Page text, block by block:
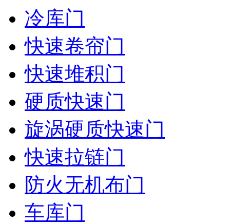
冷库门
快速卷帘门
快速堆积门
硬质快速门
旋涡硬质快速门
快速拉链门
防火无机布门
车库门